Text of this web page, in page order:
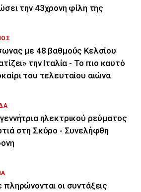
την 43χρονη φίλη της
με 48 βαθμούς Κελσίου
την Ιταλία - Το πιο καυτό
του τελευταίου αιώνα
ηλεκτρικού ρεύματος
στη Σκύρο - Συνελήφθη
πληρώνονται οι συντάξεις